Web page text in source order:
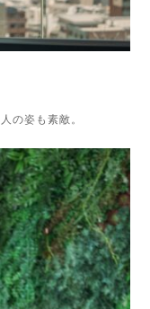
の姿も素敵。